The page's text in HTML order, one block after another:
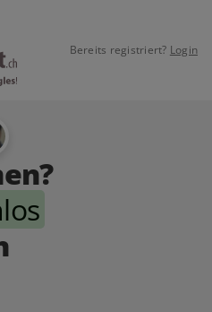
Bereits registriert? Login